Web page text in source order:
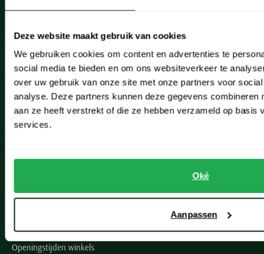
Deze website maakt gebruik van cookies
We gebruiken cookies om content en advertenties te
social media te bieden en om ons websiteverkeer te
over uw gebruik van onze site met onze partners voor
analyse. Deze partners kunnen deze gegevens combineren
aan ze heeft verstrekt of die ze hebben verzameld op basis
services.
Oké
Aanpassen
Onze winkels
Onze winkels
Heemstede
Noordwijk
Openingstijden winkels